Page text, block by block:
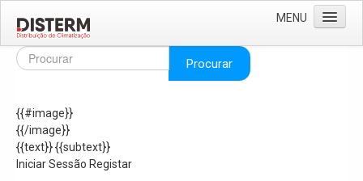
MENU
Home
Áreas de Negócio
Missão e Valores
As Nossas Marcas
Procurar
{{#image}}
{{/image}}
{{text}}{{subtext}}
Iniciar Sessão Registar